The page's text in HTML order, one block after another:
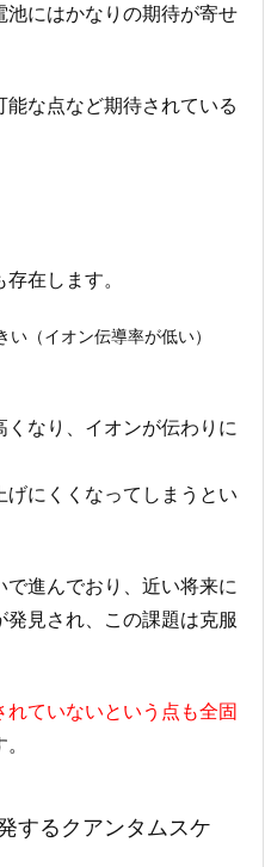
にはかなりの期待が寄せ
な点など期待されている
在します。
（イオン伝導率が低い）
なり、イオンが伝わりに
にくくなってしまうとい
進んでおり、近い将来に
見され、この課題は克服
れていないという点も全固
するクアンタムスケ